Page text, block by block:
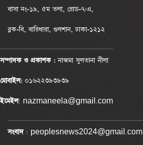
বাসা নং-১৯, ৫ম তলা, রোড-৭/এ,
ব্লক-বি, বারিধারা, গুলশান, ঢাকা-১২১২
সম্পাদক ও প্রকাশক :নাজমা সুলতানা নীলা
মোবাইল: ০১৬২২৩৯৩৯৩৯
ইমেইল: nazmaneela@gmail.com
সংবাদ: peoplesnews2024@gmail.com